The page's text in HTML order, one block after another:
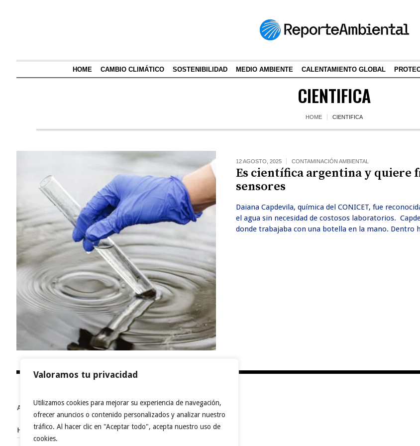
Valoramos tu privacidad
Utilizamos cookies para mejorar su experiencia de navegación,
ofrecer anuncios o contenido personalizados y analizar nuestro
tráfico. Al hacer clic en "Aceptar todo", acepta nuestro uso de
cookies.
HOME CAMBIO CLIMÁTICO SOSTENIBILIDAD MEDIO AMBIENTE CALENTAMIENTO GLOBAL
CIENTIFICA
HOME CIENTIFICA
12 AGOSTO, 2025 CONTAMINACIÓN AMBIENTAL
Es científica argentina y quiere
sensores
Daiana Capdevila, química del CONICET, fue
el agua sin necesidad de costosos laboratorios.
donde trabajaba con una botella en la mano. Dentro
ACCESOS DIRECTOS
Home